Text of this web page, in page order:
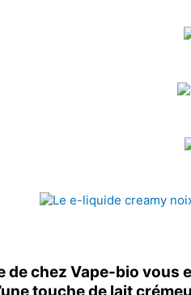
de chez Vape-bio vous